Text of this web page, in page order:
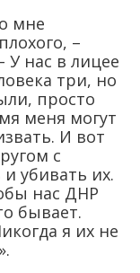
мне
–
У нас в лицее
три, но
просто
меня могут
И вот
с
убивать их.
нас ДНР
бывает.
я их не